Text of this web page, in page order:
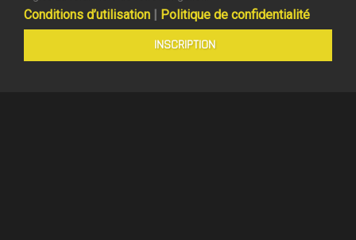
Conditions d’utilisation | Politique de confidentialité
INSCRIPTION